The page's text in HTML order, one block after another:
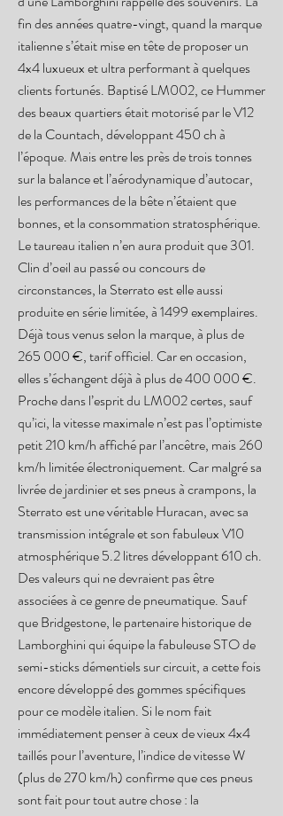
fin des années quatre-vingt, quand la marque
italienne s’était mise en tête de proposer un
4x4 luxueux et ultra performant à quelques
clients fortunés. Baptisé LM002, ce Hummer
des beaux quartiers était motorisé par le V12
de la Countach, développant 450 ch à
l’époque. Mais entre les près de trois tonnes
sur la balance et l’aérodynamique d’autocar,
les performances de la bête n’étaient que
bonnes, et la consommation stratosphérique.
Le taureau italien n’en aura produit que 301.
Clin d’oeil au passé ou concours de
circonstances, la Sterrato est elle aussi
produite en série limitée, à 1499 exemplaires.
Déjà tous venus selon la marque, à plus de
265 000 €, tarif officiel. Car en occasion,
elles s’échangent déjà à plus de 400 000 €.
Proche dans l’esprit du LM002 certes, sauf
qu’ici, la vitesse maximale n’est pas l’optimiste
petit 210 km/h affiché par l’ancêtre, mais 260
km/h limitée électroniquement. Car malgré sa
livrée de jardinier et ses pneus à crampons, la
Sterrato est une véritable Huracan, avec sa
transmission intégrale et son fabuleux V10
atmosphérique 5.2 litres développant 610 ch.
Des valeurs qui ne devraient pas être
associées à ce genre de pneumatique. Sauf
que Bridgestone, le partenaire historique de
Lamborghini qui équipe la fabuleuse STO de
semi-sticks démentiels sur circuit, a cette fois
encore développé des gommes spécifiques
pour ce modèle italien. Si le nom fait
immédiatement penser à ceux de vieux 4x4
taillés pour l’aventure, l’indice de vitesse W
(plus de 270 km/h) confirme que ces pneus
sont fait pour tout autre chose : la